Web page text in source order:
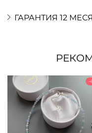
ГАРАНТИЯ 12
-